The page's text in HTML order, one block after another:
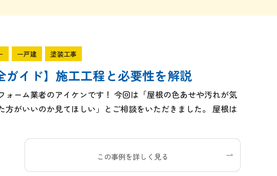
一戸建 塗装工事
イド】施工工程と必要性を解説
ーム業者のアイケンです！ 今回は「屋根の色あせや汚れが気
がいいのか見てほしい」とご相談をいただきました。 屋根は
この事例を詳しく見る